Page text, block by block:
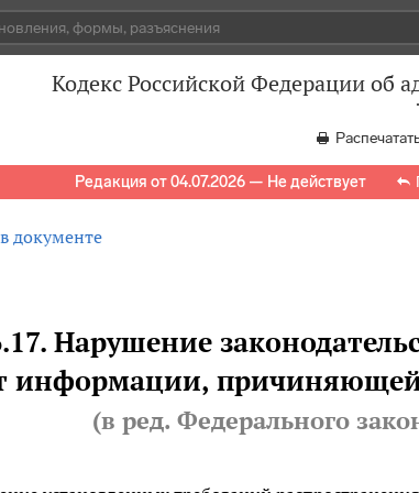
Кодекс Российской Федерации об
Редакция от 04.07.2026 — Не действует
документе
Нарушение
информации,
(в ред. Федерального